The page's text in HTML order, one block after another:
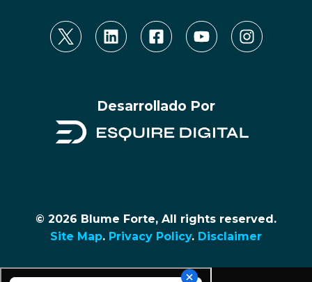
Desarrollado Por
© 2026 Blume Forte, All rights reserved.
Site Map. Privacy Policy. Disclaimer